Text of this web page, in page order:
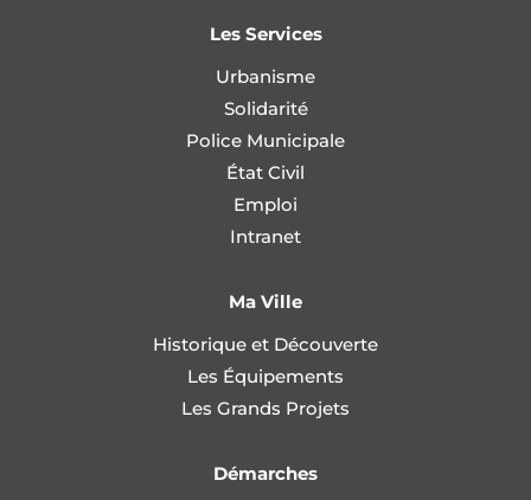
Les Services
Urbanisme
Solidarité
Police Municipale
État Civil
Emploi
Intranet
Ma Ville
Historique et Découverte
Les Équipements
Les Grands Projets
Démarches